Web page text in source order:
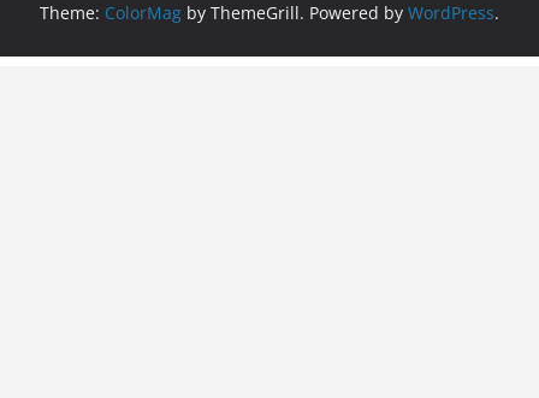
Theme: ColorMag by ThemeGrill. Powered by WordPress.